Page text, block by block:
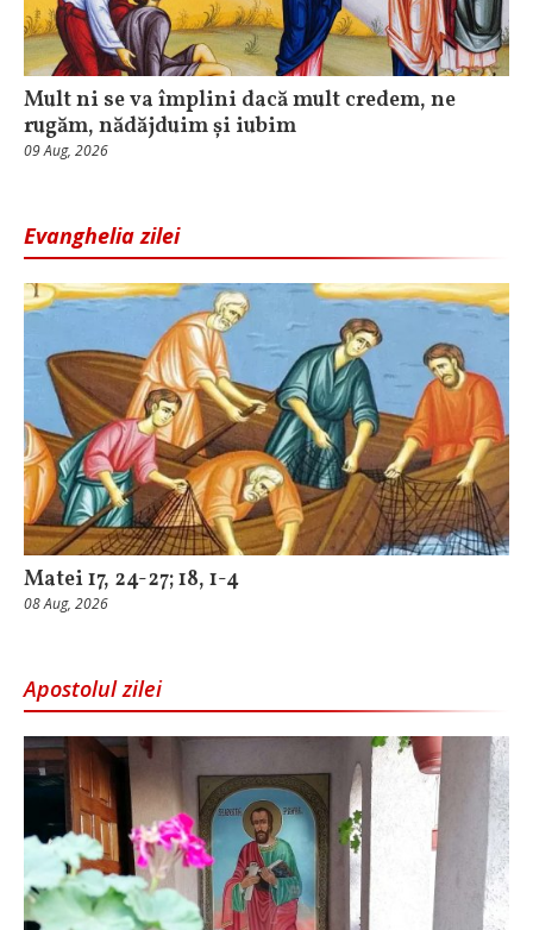
Mult ni se va împlini dacă mult credem, ne
rugăm, nădăjduim și iubim
09 Aug, 2026
Evanghelia zilei
Matei 17, 24-27; 18, 1-4
08 Aug, 2026
Apostolul zilei